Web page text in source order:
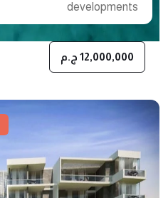
12,000,000 ج.م
developments